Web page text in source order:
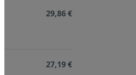
29,86 €
27,19 €